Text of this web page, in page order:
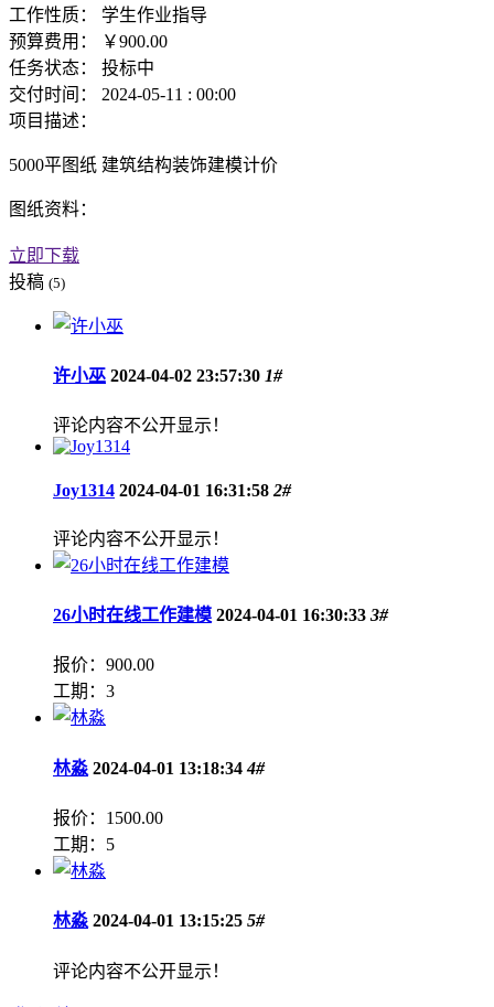
工作性质：
学生作业指导
预算费用：
￥900.00
任务状态：
投标中
交付时间：
2024-05-11 : 00:00
项目描述：
5000平图纸 建筑结构装饰建模计价
图纸资料：
立即下载
投稿 (5)
许小巫 2024-04-02 23:57:30 1#
评论内容不公开显示！
Joy1314 2024-04-01 16:31:58 2#
评论内容不公开显示！
26小时在线工作建模 2024-04-01 16:30:33 3#
报价：900.00
工期：3
林淼 2024-04-01 13:18:34 4#
报价：1500.00
工期：5
林淼 2024-04-01 13:15:25 5#
评论内容不公开显示！